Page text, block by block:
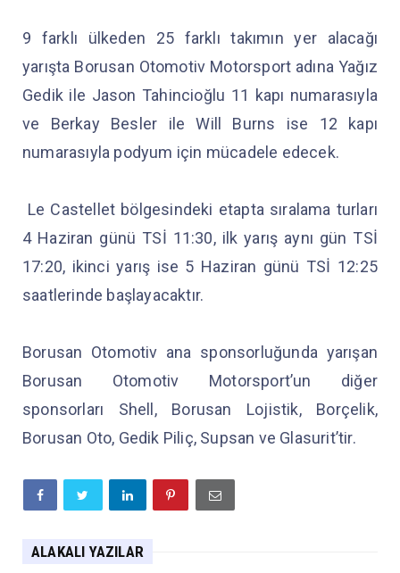
9 farklı ülkeden 25 farklı takımın yer alacağı
yarışta Borusan Otomotiv Motorsport adına Yağız
Gedik ile Jason Tahincioğlu 11 kapı numarasıyla
ve Berkay Besler ile Will Burns ise 12 kapı
numarasıyla podyum için mücadele edecek.
Le Castellet bölgesindeki etapta sıralama turları
4 Haziran günü TSİ 11:30, ilk yarış aynı gün TSİ
17:20, ikinci yarış ise 5 Haziran günü TSİ 12:25
saatlerinde başlayacaktır.
Borusan Otomotiv ana sponsorluğunda yarışan
Borusan Otomotiv Motorsport’un diğer
sponsorları Shell, Borusan Lojistik, Borçelik,
Borusan Oto, Gedik Piliç, Supsan ve Glasurit’tir.
ALAKALI YAZILAR